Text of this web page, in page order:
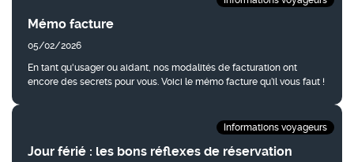
Mémo facture
05/02/2026
En tant qu'usager ou aidant, nos modalités de facturation ont
encore des secrets pour vous. Voici le mémo facture qu’il vous faut !
Jour férié : les bons réflexes de réservation
Informations voyageurs